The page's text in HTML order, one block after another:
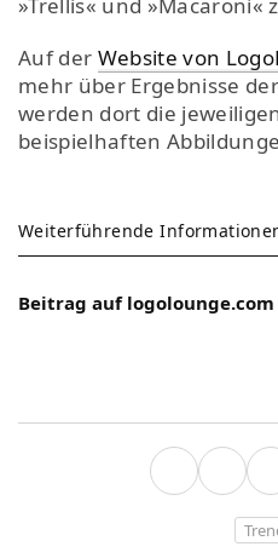
»Trellis« und »Macaroni«
Auf der Website von
mehr über Ergebnisse
werden dort die
beispielhaften
Weiterführende
Beitrag auf logolounge.com